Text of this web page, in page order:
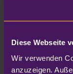
Diese Webseite
Wir verwenden
anzuzeigen.